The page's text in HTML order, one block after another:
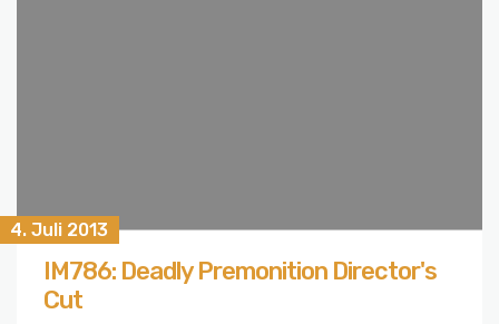
4. Juli 2013
IM786: Deadly Premonition Director's
Cut